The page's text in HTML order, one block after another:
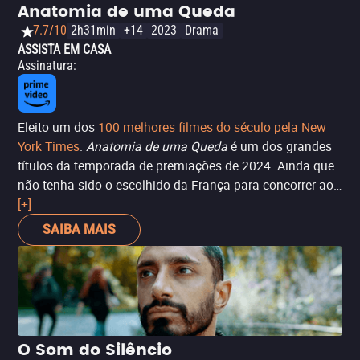
Anatomia de uma Queda
7.7/10 2h31min +14 2023
Drama
ASSISTA EM CASA
Assinatura:
Eleito um dos 100 melhores filmes do século pela New
York Times. Anatomia de uma Quedaé um dos grandes
títulos da temporada de premiações de 2024. Ainda que
não tenha sido o escolhido da França para concorrer ao
Oscar de Melhor Filme Internacional, o filme conseguiu
trilhar sua própria carreira fora da categoria. Não é pra
menos: este filme de Justine Triet fala sobre a morte de
um homem, que cai do segundo andar de sua própria
casa. O que aconteceu? Ele se jogou dali, foi empurrado?
A partir daí, a esposa Sandra (Sandra Hüller) entra em um
furacão, sendo acusada pela promotoria e tendo que se
defender. Triet não está realmente interessada aqui em
[+]
SAIBA MAIS
O Som do Silêncio